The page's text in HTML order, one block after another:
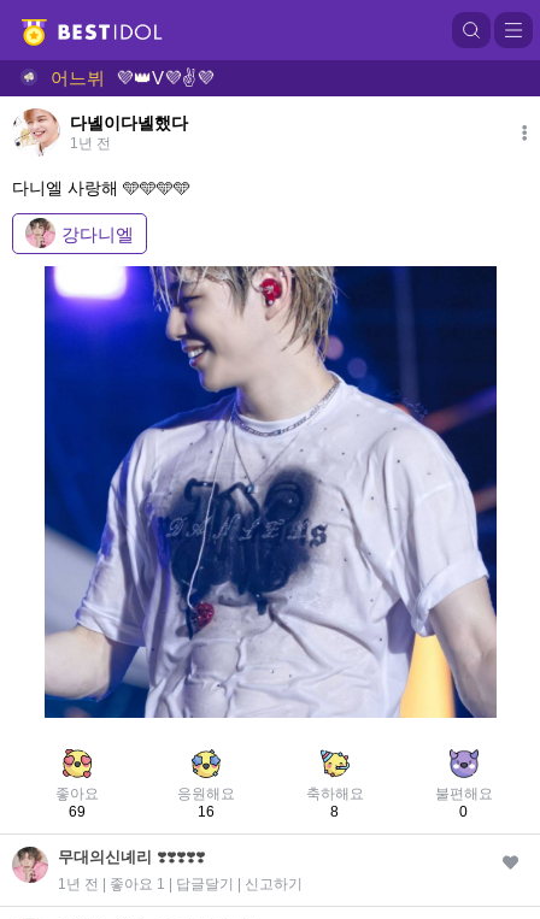
어느뷔 💜👑V💜✌💜
다녤이다녤했다
1년 전
다니엘 사랑해 🩵🩵🩵🩵
강다니엘
좋아요
69
응원해요
16
축하해요
8
불편해요
0
무대의신녜리 ❣️❣️❣️❣️❣️
1년 전 | 좋아요 1 | 답글달기 신고하기